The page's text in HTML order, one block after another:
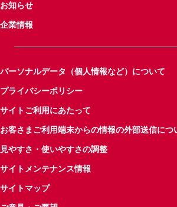
お知らせ
企業情報
パーソナルデータ（個人情報など）について
プライバシーポリシー
サイトご利用にあたって
お客さまご利用端末からの情報の外部送信につ
見やすさ・使いやすさの調整
サイトメンテナンス情報
サイトマップ